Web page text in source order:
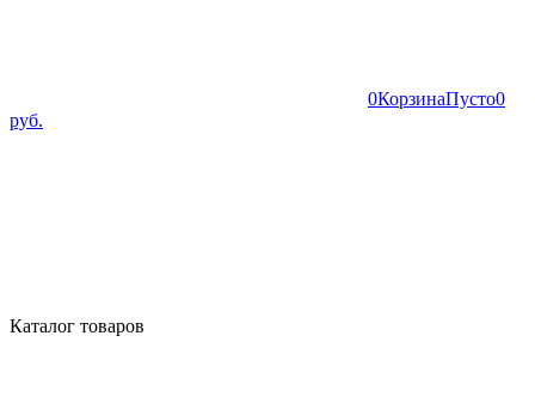
0КорзинаПусто0
руб.
Каталог товаров